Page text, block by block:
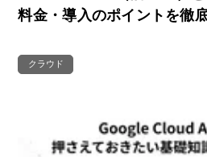
料金・導入のポイントを徹
クラウド